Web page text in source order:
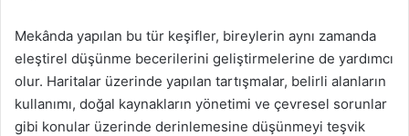
Mekânda yapılan bu tür keşifler, bireylerin aynı zamanda
eleştirel düşünme becerilerini geliştirmelerine de yardımcı
olur. Haritalar üzerinde yapılan tartışmalar, belirli alanların
kullanımı, doğal kaynakların yönetimi ve çevresel sorunlar
gibi konular üzerinde derinlemesine düşünmeyi teşvik